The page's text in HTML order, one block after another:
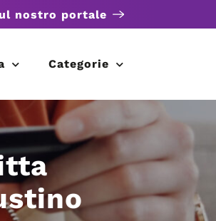
nostro portale
Categorie